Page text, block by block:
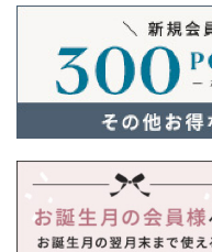
オリジナルブランド
エコリュクス